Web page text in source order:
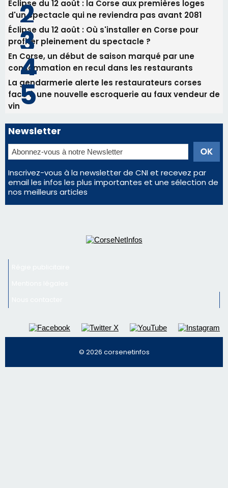
31/07/2026 08:22
82ème anniversaire de la disparition du
Commandant Antoine de Saint Exupery
Les plus lus
Satine Nomary est la nouvelle Miss Corse 2026
Éclipse du 12 août : la Corse aux premières loges
d'un spectacle qui ne reviendra pas avant 2081
Éclipse du 12 août : Où s'installer en Corse pour
profiter pleinement du spectacle ?
En Corse, un début de saison marqué par une
consommation en recul dans les restaurants
nos meilleurs articles